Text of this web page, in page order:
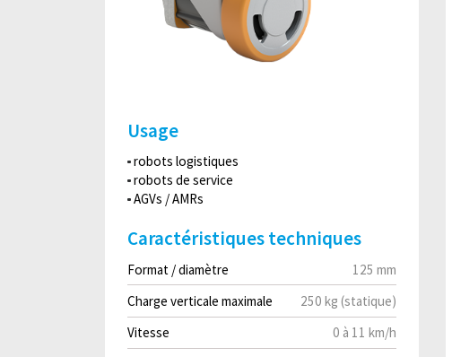
Usage
robots logistiques
robots de service
AGVs / AMRs
Caractéristiques techniques
Format / diamètre
125 mm
Charge verticale maximale
250 kg (statique)
Vitesse
0 à 11 km/h